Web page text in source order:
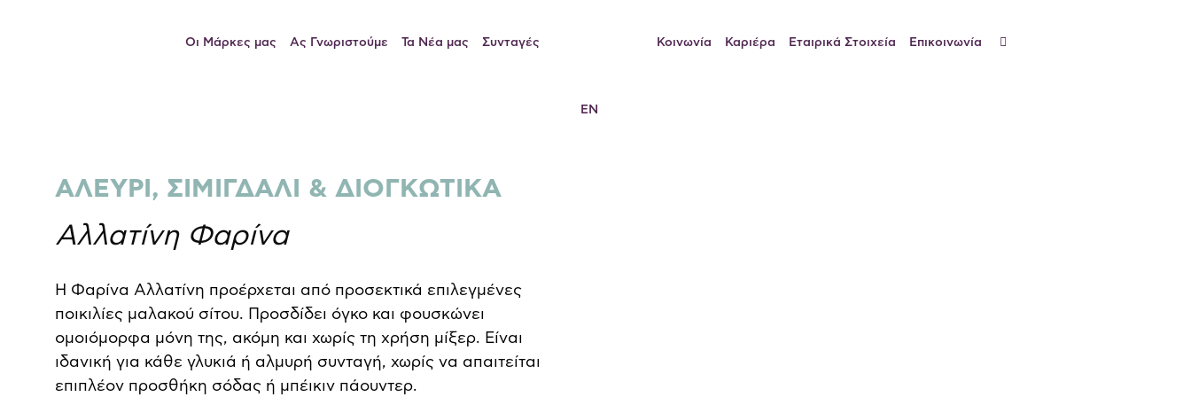
Οι Μάρκες μας Ας Γνωριστούμε Τα Νέα μας Συνταγές Κοινωνία Καριέρα Εταιρικά Στοιχεία Επικοινωνία
EN
ΑΛΕΥΡΙ, ΣΙΜΙΓΔΑΛΙ & ΔΙΟΓΚΩΤΙΚΑ
Αλλατίνη Φαρίνα
Η Φαρίνα Αλλατίνη προέρχεται από προσεκτικά επιλεγμένες
ποικιλίες μαλακού σίτου. Προσδίδει όγκο και φουσκώνει
ομοιόμορφα μόνη της, ακόμη και χωρίς τη χρήση μίξερ. Είναι
ιδανική για κάθε γλυκιά ή αλμυρή συνταγή, χωρίς να απαιτείται
επιπλέον προσθήκη σόδας ή μπέικιν πάουντερ.